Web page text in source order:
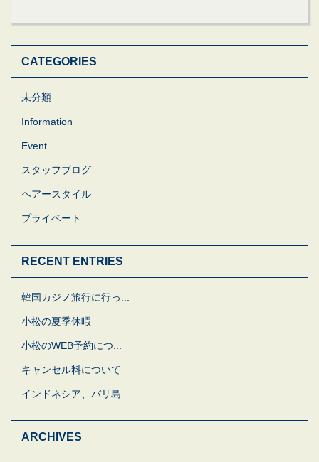
CATEGORIES
未分類
Information
Event
スタッフブログ
ヘアースタイル
プライベート
RECENT ENTRIES
韓国カジノ旅行に行っ...
小松の夏季休暇
小松のWEB予約につ...
キャンセル料について
インドネシア、バリ島...
ARCHIVES